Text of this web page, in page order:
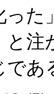
った
と注
であ